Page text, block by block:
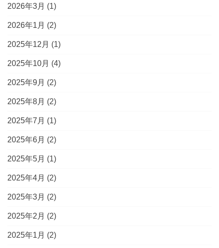
2026年3月 (1)
2026年1月 (2)
2025年12月 (1)
2025年10月 (4)
2025年9月 (2)
2025年8月 (2)
2025年7月 (1)
2025年6月 (2)
2025年5月 (1)
2025年4月 (2)
2025年3月 (2)
2025年2月 (2)
2025年1月 (2)